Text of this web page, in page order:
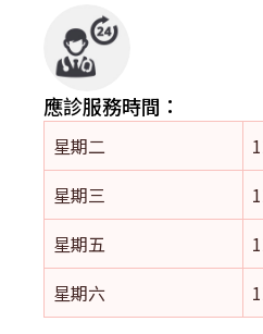
應診服務時間：
星期二
星期三
星期五
星期六